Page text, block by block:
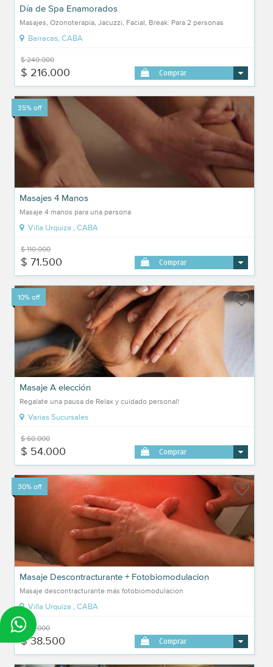
Día de Spa Enamorados
Masajes, Ozonoterapia, Jacuzzi, Facial, Break. Para 2 personas
Barracas, CABA
$ 240.000
$ 216.000 Comprar
35% off
Masajes 4 Manos
Masaje 4 manos para una persona
Villa Urquiza , CABA
$ 110.000
$ 71.500 Comprar
10% off
Masaje A elección
Regalate una pausa de Relax y cuidado personal!
Varias Sucursales
$ 60.000
$ 54.000 Comprar
30% off
Masaje Descontracturante + Fotobiomodulacion
Masaje descontracturante más fotobiomodulacion
Villa Urquiza , CABA
$ 55.000
$ 38.500 Comprar